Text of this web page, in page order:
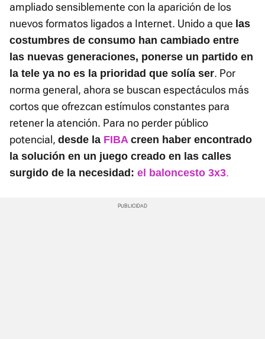
ampliado sensiblemente con la aparición de los
nuevos formatos ligados a Internet. Unido a que las
costumbres de consumo han cambiado entre
las nuevas generaciones, ponerse un partido en
la tele ya no es la prioridad que solía ser. Por
norma general, ahora se buscan espectáculos más
cortos que ofrezcan estímulos constantes para
retener la atención. Para no perder público
potencial, desde la FIBAcreen haber encontrado
la solución en un juego creado en las calles
surgido de la necesidad: el baloncesto 3x3.